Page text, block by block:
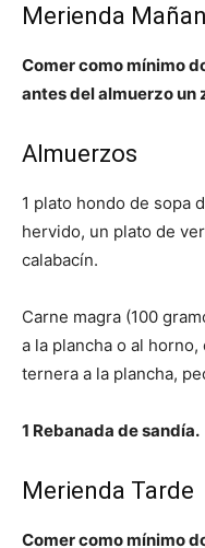
Merienda
Comer como mínimo
antes del almuerzo un
Almuerzos
1 plato hondo de sopa
hervido, un plato de
calabacín.
Carne magra (100
a la plancha o al
ternera a la plancha,
1 Rebanada de sandía.
Merienda Tarde
Comer como mínimo